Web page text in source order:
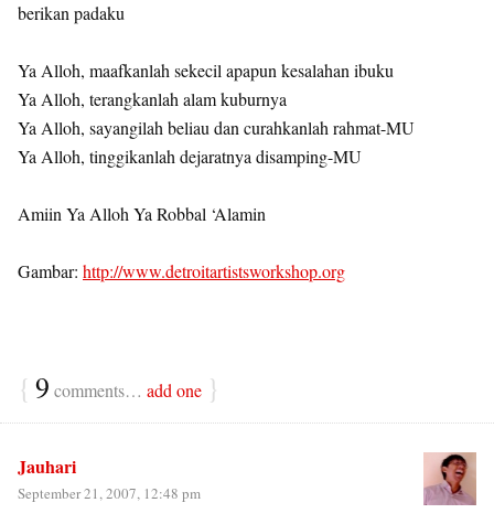
berikan padaku
Ya Alloh, maafkanlah sekecil apapun kesalahan ibuku
Ya Alloh, terangkanlah alam kuburnya
Ya Alloh, sayangilah beliau dan curahkanlah rahmat-MU
Ya Alloh, tinggikanlah dejaratnya disamping-MU
Amiin Ya Alloh Ya Robbal ‘Alamin
Gambar: http://www.detroitartistsworkshop.org
{ 9 comments… add one }
Jauhari
September 21, 2007, 12:48 pm